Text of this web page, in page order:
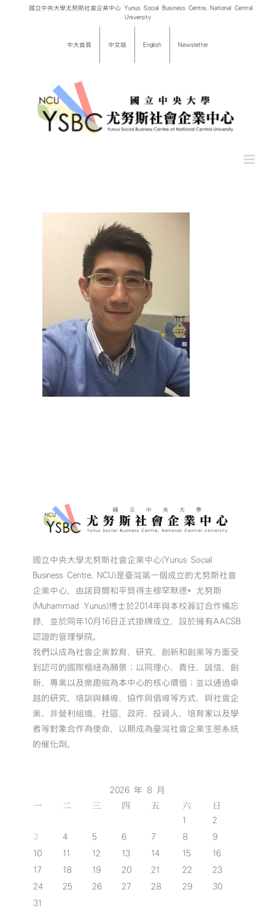
國立中央大學尤努斯社會企業中心 Yunus Social Business Centre, National Central
University
中大首頁 中文版 English Newsletter
國立中央大學尤努斯社會企業中心(Yunus Social
Business Centre, NCU)是臺灣第一個成立的尤努斯社會
企業中心，由諾貝爾和平獎得主穆罕默德•尤努斯
(Muhammad Yunus)博士於2014年與本校簽訂合作備忘
錄，並於同年10月16日正式掛牌成立，設於擁有AACSB
認證的管理學院。
我們以成為社會企業教育、研究、創新和創業等方面受
到認可的國際樞紐為願景；以同理心、責任、誠信、創
新、專業以及樂趣做為本中心的核心價值；並以通過卓
越的研究、培訓與輔導、協作與倡導等方式，與社會企
業、非營利組織、社區、政府、投資人、培育家以及學
者等對象合作為使命，以期成為臺灣社會企業生態系統
的催化劑。
2026 年 8 月
一 二 三 四 五 六 日
1
2
3
4 5 6 7 8
9
10
11 12 13 14 15
16
17
18 19 20 21 22
23
24
25 26 27 28 29
30
31